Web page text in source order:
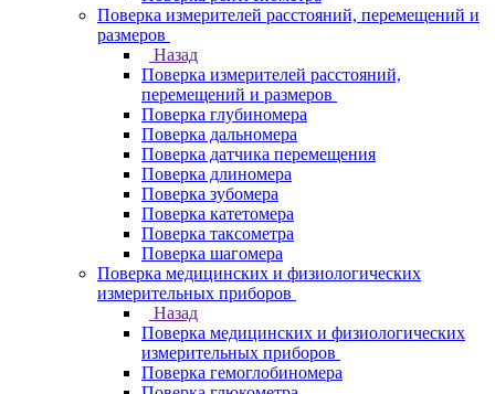
Поверка измерителей расстояний, перемещений и
размеров
Назад
Поверка измерителей расстояний,
перемещений и размеров
Поверка глубиномера
Поверка дальномера
Поверка датчика перемещения
Поверка длиномера
Поверка зубомера
Поверка катетомера
Поверка таксометра
Поверка шагомера
Поверка медицинских и физиологических
измерительных приборов
Назад
Поверка медицинских и физиологических
измерительных приборов
Поверка гемоглобиномера